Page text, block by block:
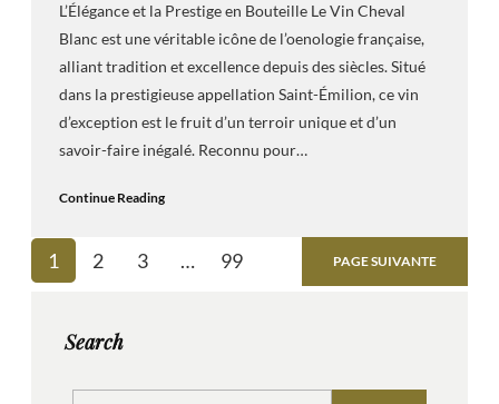
L’Élégance et la Prestige en Bouteille Le Vin Cheval
Blanc est une véritable icône de l’oenologie française,
alliant tradition et excellence depuis des siècles. Situé
dans la prestigieuse appellation Saint-Émilion, ce vin
d’exception est le fruit d’un terroir unique et d’un
savoir-faire inégalé. Reconnu pour…
Continue Reading
1 2 3 … 99 PAGE SUIVANTE
Search